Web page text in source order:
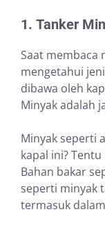
1. Tanker
Saat membaca
mengetahui
dibawa oleh
Minyak adalah
Minyak seperti
kapal ini?
Bahan bakar
seperti minyak
termasuk